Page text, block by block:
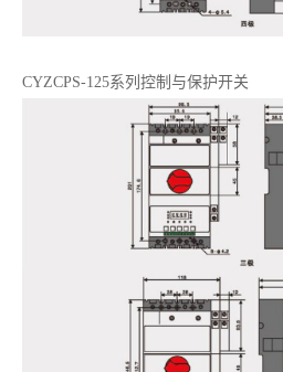
CYZCPS-125系列控制与保护开关